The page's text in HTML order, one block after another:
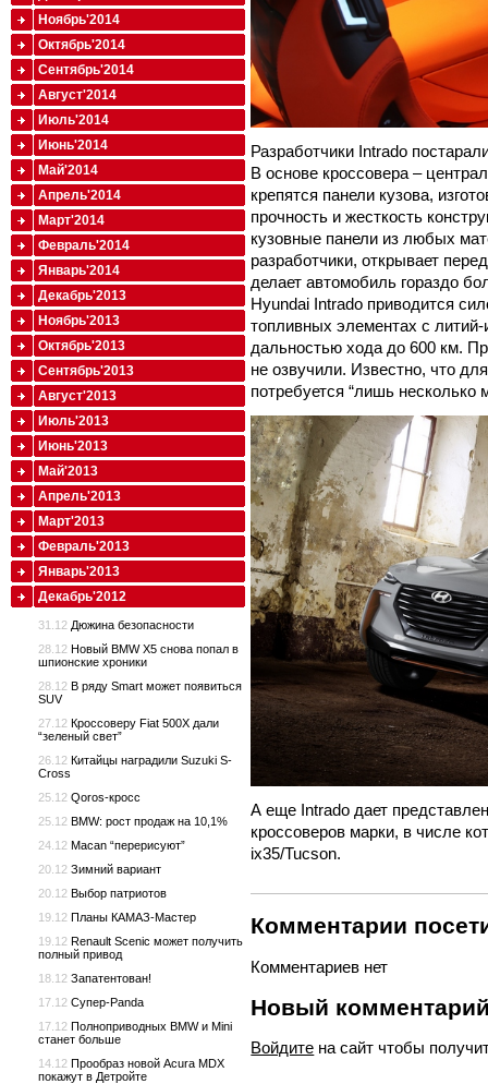
Разработчики Intrado
В основе кроссовера –
крепятся панели кузова,
прочность и жесткость
кузовные панели из любых
разработчики, открывает
делает автомобиль гораздо
Hyundai Intrado приводится
топливных элементах с
дальностью хода до 600 км.
не озвучили. Известно, что
потребуется “лишь несколько
А еще Intrado дает
кроссоверов марки, в числе
ix35/Tucson.
Комментарии
Комментариев нет
Новый
Войдите на сайт чтобы
Ноябрь'2014
Октябрь'2014
Сентябрь'2014
Август'2014
Июль'2014
Июнь'2014
Май'2014
Апрель'2014
Март'2014
Февраль'2014
Январь'2014
Декабрь'2013
Ноябрь'2013
Октябрь'2013
Сентябрь'2013
Август'2013
Июль'2013
Июнь'2013
Май'2013
Апрель'2013
Март'2013
Февраль'2013
Январь'2013
Декабрь'2012
31.12 Дюжина безопасности
28.12 Новый BMW X5 снова попал в
шпионские хроники
28.12 В ряду Smart может появиться
SUV
27.12 Кроссоверу Fiat 500X дали
“зеленый свет”
26.12 Китайцы наградили Suzuki S-
Cross
25.12 Qoros-кросс
25.12 BMW: рост продаж на 10,1%
24.12 Macan “перерисуют”
20.12 Зимний вариант
20.12 Выбор патриотов
19.12 Планы КАМАЗ-Мастер
19.12 Renault Scenic может получить
полный привод
18.12 Запатентован!
17.12 Супер-Panda
17.12 Полноприводных BMW и Mini
станет больше
14.12 Прообраз новой Acura MDX
покажут в Детройте